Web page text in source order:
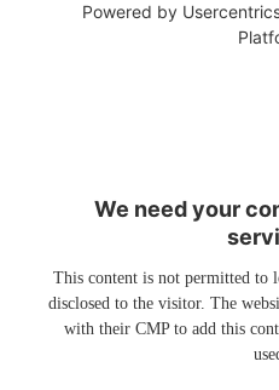
Powered by
We need your
This content is not permitted to
disclosed to the visitor. The
with their CMP to add this